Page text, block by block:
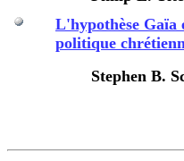
L'hypothèse Gaïa
politique
Stephen B.